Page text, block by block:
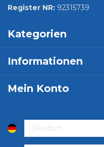
Register NR: 92315739
Kategorien
Informationen
Mein Konto